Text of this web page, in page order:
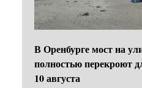
В Оренбурге мост на
полностью перекроют
10 августа